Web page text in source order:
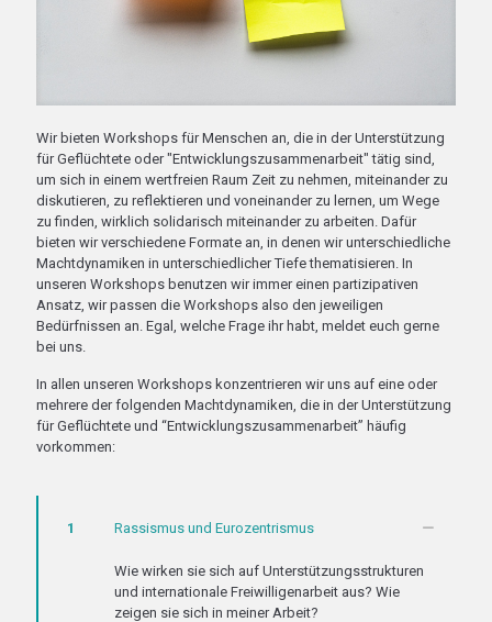
Wir bieten Workshops für Menschen an, die in der Unterstützung
für Geflüchtete oder "Entwicklungszusammenarbeit" tätig sind,
um sich in einem wertfreien Raum Zeit zu nehmen, miteinander zu
diskutieren, zu reflektieren und voneinander zu lernen, um Wege
zu finden, wirklich solidarisch miteinander zu arbeiten. Dafür
bieten wir verschiedene Formate an, in denen wir unterschiedliche
Machtdynamiken in unterschiedlicher Tiefe thematisieren. In
unseren Workshops benutzen wir immer einen partizipativen
Ansatz, wir passen die Workshops also den jeweiligen
Bedürfnissen an. Egal, welche Frage ihr habt, meldet euch gerne
bei uns.
In allen unseren Workshops konzentrieren wir uns auf eine oder
mehrere der folgenden Machtdynamiken, die in der Unterstützung
für Geflüchtete und “Entwicklungszusammenarbeit” häufig
vorkommen:
1 Rassismus und Eurozentrismus
Wie wirken sie sich auf Unterstützungsstrukturen
und internationale Freiwilligenarbeit aus? Wie
zeigen sie sich in meiner Arbeit?